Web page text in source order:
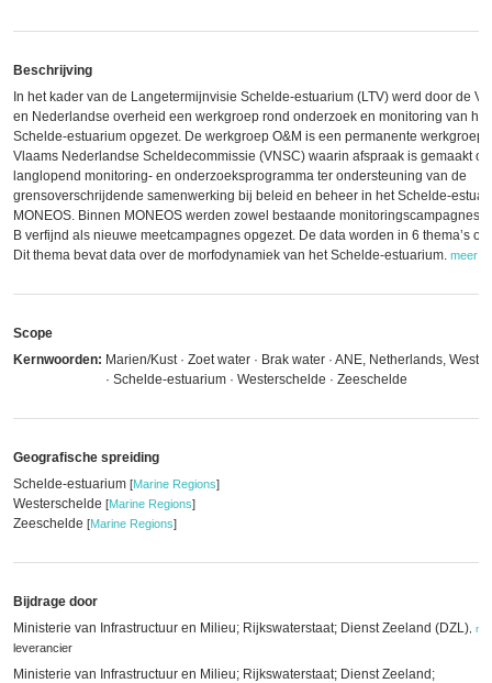
Beschrijving
In het kader van de Langetermijnvisie Schelde-estuarium (LTV) werd door de
en Nederlandse overheid een werkgroep rond onderzoek en monitoring van het
Schelde-estuarium opgezet. De werkgroep O&M is een permanente werkgroep
Vlaams Nederlandse Scheldecommissie (VNSC) waarin afspraak is gemaakt
langlopend monitoring- en onderzoeksprogramma ter ondersteuning van de
grensoverschrijdende samenwerking bij beleid en beheer in het Schelde-
MONEOS. Binnen MONEOS werden zowel bestaande monitoringscampagnes
B verfijnd als nieuwe meetcampagnes opgezet. De data worden in 6 thema’s
Dit thema bevat data over de morfodynamiek van het Schelde-estuarium. meer
Scope
Kernwoorden: Marien/Kust · Zoet water · Brak water · ANE, Netherlands,
· Schelde-estuarium · Westerschelde · Zeeschelde
Geografische spreiding
Schelde-estuarium [Marine Regions]
Westerschelde [Marine Regions]
Zeeschelde [Marine Regions]
Bijdrage door
Ministerie van Infrastructuur en Milieu; Rijkswaterstaat; Dienst Zeeland (DZL)
leverancier
Ministerie van Infrastructuur en Milieu; Rijkswaterstaat; Dienst Zeeland;